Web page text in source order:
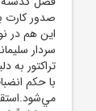
صدور کارت
اين هم در
سردار
تراکتور به